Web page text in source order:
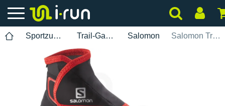
Sportzubehör Trail-Gamaschen Salomon Salomon Trail Gaiters High